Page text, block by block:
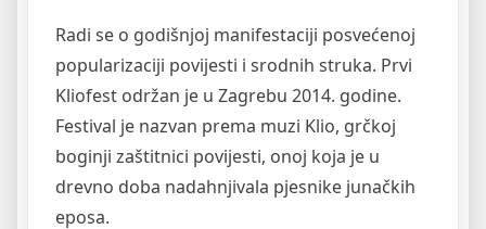
Radi se o godišnjoj manifestaciji posvećenoj
popularizaciji povijesti i srodnih struka. Prvi
Kliofest održan je u Zagrebu 2014. godine.
Festival je nazvan prema muzi Klio, grčkoj
boginji zaštitnici povijesti, onoj koja je u
drevno doba nadahnjivala pjesnike junačkih
eposa.